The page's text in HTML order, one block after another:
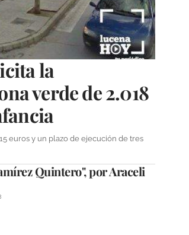
la
verde de 2.018
euros y un plazo de ejecución de tres
Quintero", por Araceli